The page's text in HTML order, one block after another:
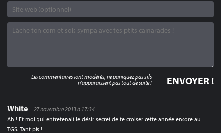
White
27 novembre 2013 à 17:34
Ah ! Et moi qui entretenait le désir secret de te croiser cette année encore au
TGS. Tant pis !
Les commentaires sont modérés, ne paniquez pas s'ils
n'apparaissent pas tout de suite !